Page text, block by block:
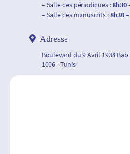
– Salle des périodiques :8h30
– Salle des manuscrits :8h30
Adresse
Boulevard du 9 Avril 1938 Bab
1006 - Tunis